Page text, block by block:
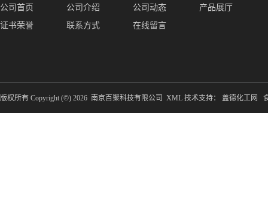
公司首页 公司介绍 公司动态
产品展厅
证书荣誉
联系方式 在线留言
版权所有 Copyright (©) 2026 南京百聚科技有限公司 XML 技术支持： 盖德化工网